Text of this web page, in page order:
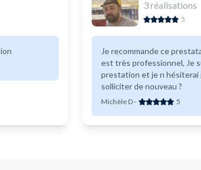
3réalisations
5
Je recommande ce
est très professionnel, Je suis ravie de sa
prestation et je n hésiterai
solliciter de nouveau ?
Michèle D- 5